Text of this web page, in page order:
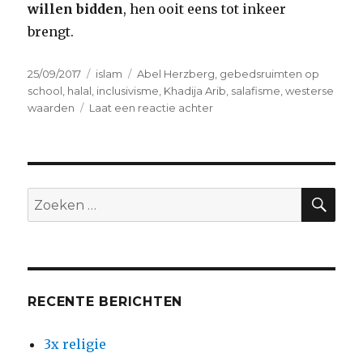
willen bidden, hen ooit eens tot inkeer
brengt.
Geplaatst
op
25/09/2017 Categorieën
islam Tags
Abel Herzberg gebedsruimten op
school halal inclusivisme Khadija Arib salafisme ,westerse
waarden
Laat een reactie achterop
op
(Khadija
Zoeken
naar:
RECENTE BERICHTEN
3x religie